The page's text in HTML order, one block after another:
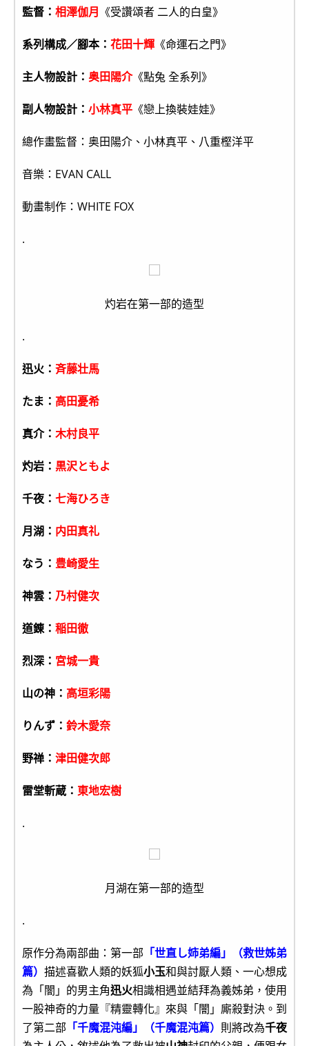
監督： 相澤伽月 《受讚頌者 二人的白皇》
系列構成／腳本： 花田十輝 《命運石之門》
主人物設計： 奥田陽介《點兔 全系列》
副人物設計： 小林真平 《戀上換裝娃娃》
總作畫監督：奥田陽介、小林真平、八重樫洋平
音樂：EVAN CALL
動畫制作：WHITE FOX
.
灼岩在第一部的造型
.
迅火： 斉藤壮馬
たま： 高田憂希
真介： 木村良平
灼岩： 黒沢ともよ
千夜： 七海ひろき
月湖： 内田真礼
なう： 豊崎愛生
神雲： 乃村健次
道錬： 稲田徹
烈深： 宮城一貴
山の神： 高垣彩陽
りんず： 鈴木愛奈
野禅： 津田健次郎
雷堂斬蔵： 東地宏樹
.
月湖在第一部的造型
.
原作分為兩部曲：第一部 「世直し姉弟編」（救世姊弟
篇） 描述喜歡人類的妖狐小玉和與討厭人類、一心想成
為「闇」的男主角迅火相識相遇並結拜為義姊弟，使用
一股神奇的力量『精靈轉化』來與「闇」廝殺對決。到
了第二部 「千魔混沌編」（千魔混沌篇） 則將改為千夜